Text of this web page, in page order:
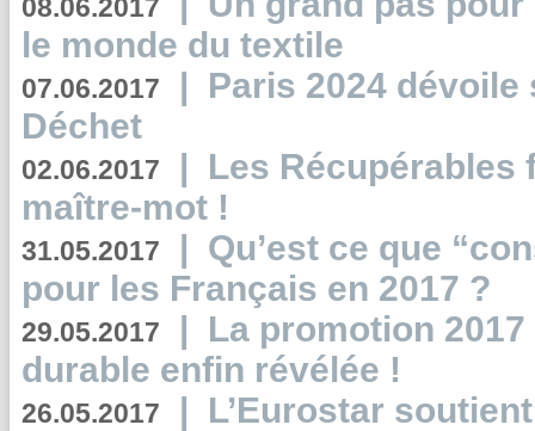
08.06.2017
le monde du textile
07.06.2017 | Paris 2024
Déchet
02.06.2017 | Les Récupérables
maître-mot !
31.05.2017 | Qu’est ce que
pour les Français en 2017 ?
29.05.2017 | La promotion
durable enfin révélée !
26.05.2017 | L’Eurostar